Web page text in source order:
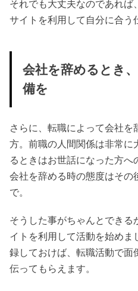
それでも大丈夫なのであれば
サイトを利用して自分に合う
会社を辞めるとき
備を
さらに、転職によって会社を
方。前職の人間関係は非常に
るときはお世話になった方へ
会社を辞める時の態度はその
で。
そうした事がちゃんとできる
イトを利用して活動を始めま
録しておけば、転職活動で面
伝ってもらえます。